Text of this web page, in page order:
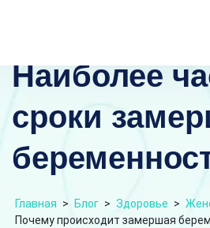
Наиболее
сроки
Главная > Блог > Здоровье >
Почему происходит замершая